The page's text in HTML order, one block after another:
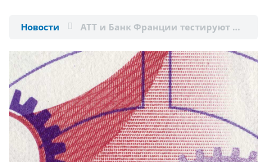
Новости ATT и Банк Франции тестируют …